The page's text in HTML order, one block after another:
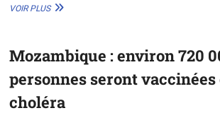
VOIR PLUSMALAWI
DE
CIBLE
DE
Mozambique : environ 720
personnes seront
choléra